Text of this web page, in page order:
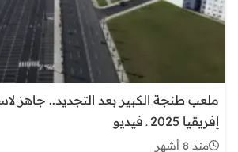
ملعب طنجة الكبير بعد التجديد.. جاهز
إفريقيا 2025 ـ فيديو
منذ 8 أشهر